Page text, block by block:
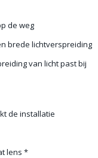
de weg
brede lichtverspreiding
van licht past bij
de installatie
lens *